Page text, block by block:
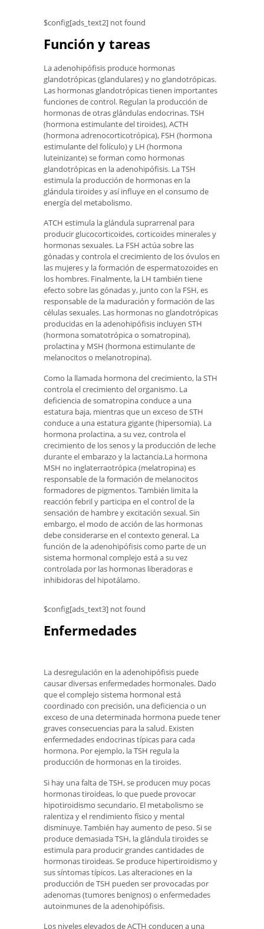
$config[ads_text2] not found
Función y tareas
La adenohipófisis produce hormonas
glandotrópicas (glandulares) y no glandotrópicas.
Las hormonas glandotrópicas tienen importantes
funciones de control. Regulan la producción de
hormonas de otras glándulas endocrinas. TSH
(hormona estimulante del tiroides), ACTH
(hormona adrenocorticotrópica), FSH (hormona
estimulante del folículo) y LH (hormona
luteinizante) se forman como hormonas
glandotrópicas en la adenohipófisis. La TSH
estimula la producción de hormonas en la
glándula tiroides y así influye en el consumo de
energía del metabolismo.
ATCH estimula la glándula suprarrenal para
producir glucocorticoides, corticoides minerales y
hormonas sexuales. La FSH actúa sobre las
gónadas y controla el crecimiento de los óvulos en
las mujeres y la formación de espermatozoides en
los hombres. Finalmente, la LH también tiene
efecto sobre las gónadas y, junto con la FSH, es
responsable de la maduración y formación de las
células sexuales. Las hormonas no glandotrópicas
producidas en la adenohipófisis incluyen STH
(hormona somatotrópica o somatropina),
prolactina y MSH (hormona estimulante de
melanocitos o melanotropina).
Como la llamada hormona del crecimiento, la STH
controla el crecimiento del organismo. La
deficiencia de somatropina conduce a una
estatura baja, mientras que un exceso de STH
conduce a una estatura gigante (hipersomia). La
hormona prolactina, a su vez, controla el
crecimiento de los senos y la producción de leche
durante el embarazo y la lactancia.La hormona
MSH no inglaterraotrópica (melatropina) es
responsable de la formación de melanocitos
formadores de pigmentos. También limita la
reacción febril y participa en el control de la
sensación de hambre y excitación sexual. Sin
embargo, el modo de acción de las hormonas
debe considerarse en el contexto general. La
función de la adenohipófisis como parte de un
sistema hormonal complejo está a su vez
controlada por las hormonas liberadoras e
inhibidoras del hipotálamo.
$config[ads_text3] not found
Enfermedades
La desregulación en la adenohipófisis puede
causar diversas enfermedades hormonales. Dado
que el complejo sistema hormonal está
coordinado con precisión, una deficiencia o un
exceso de una determinada hormona puede tener
graves consecuencias para la salud. Existen
enfermedades endocrinas típicas para cada
hormona. Por ejemplo, la TSH regula la
producción de hormonas en la tiroides.
Si hay una falta de TSH, se producen muy pocas
hormonas tiroideas, lo que puede provocar
hipotiroidismo secundario. El metabolismo se
ralentiza y el rendimiento físico y mental
disminuye. También hay aumento de peso. Si se
produce demasiada TSH, la glándula tiroides se
estimula para producir grandes cantidades de
hormonas tiroideas. Se produce hipertiroidismo y
sus síntomas típicos. Las alteraciones en la
producción de TSH pueden ser provocadas por
adenomas (tumores benignos) o enfermedades
autoinmunes de la adenohipófisis.
Los niveles elevados de ACTH conducen a una